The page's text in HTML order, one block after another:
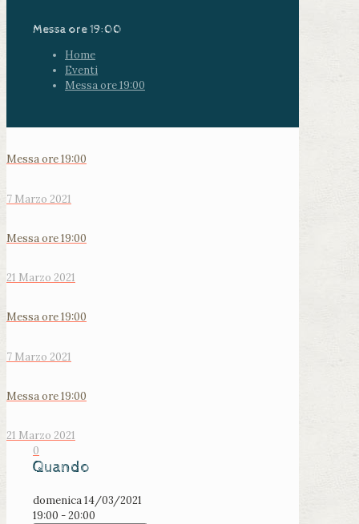
Messa ore 19:00
Home
Eventi
Messa ore 19:00
Messa ore 19:00
7 Marzo 2021
Messa ore 19:00
21 Marzo 2021
Messa ore 19:00
7 Marzo 2021
Messa ore 19:00
21 Marzo 2021
0
Quando
domenica 14/03/2021
19:00 - 20:00